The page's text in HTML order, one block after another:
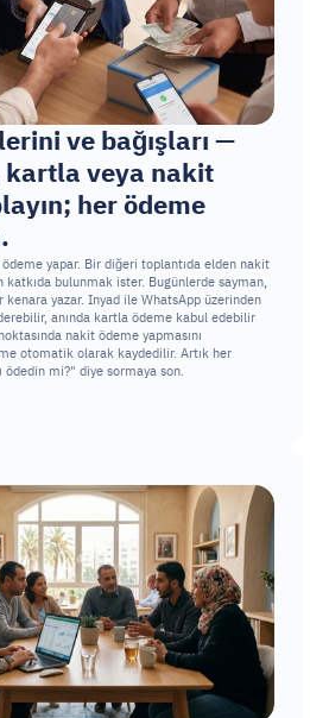
ve bağışları —
kartla veya nakit
her ödeme
yapar. Bir diğeri toplantıda elden nakit
bulunmak ister. Bugünlerde sayman,
kenara yazar. Inyad ile WhatsApp üzerinden
anında kartla ödeme kabul edebilir
nakit ödeme yapmasını
otomatik olarak kaydedilir. Artık her
ödedin mi?" diye sormaya son.